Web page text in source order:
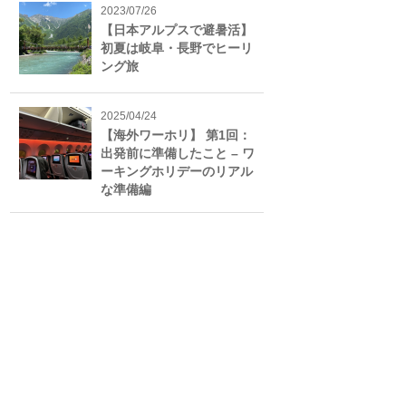
2023/07/26
【日本アルプスで避暑活】
初夏は岐阜・長野でヒーリ
ング旅
2025/04/24
【海外ワーホリ】 第1回：
出発前に準備したこと – ワ
ーキングホリデーのリアル
な準備編